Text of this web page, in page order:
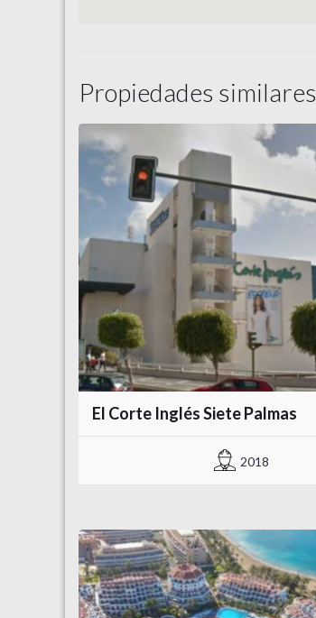
Propiedades similares
El Corte Inglés Siete Palmas
2018